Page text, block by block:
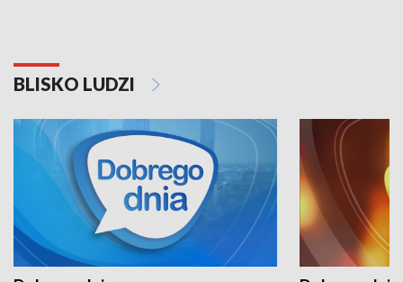
BLISKO LUDZI